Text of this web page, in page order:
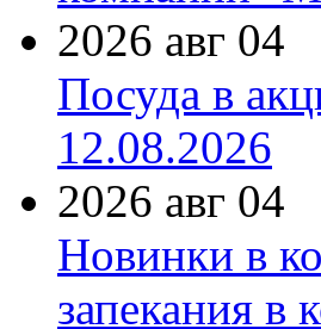
2026 авг 04
Посуда в
12.08.2026
2026 авг 04
Новинки в
запекания